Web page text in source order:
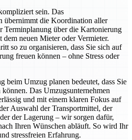
sein. Das
übernimmt die Koordination aller
Terminplanung über die Kartonierung
neuen Mieter oder Vermieter.
so zu organisieren, dass Sie sich auf
freuen können – ohne Stress oder
beim Umzug planen bedeutet, dass Sie
Das Umzugsunternehmen
und mit einem klaren Fokus auf
Auswahl der Transportmittel, der
der Lagerung – wir sorgen dafür,
Ihren Wünschen abläuft. So wird Ihr
stressfreien Erfahrung.